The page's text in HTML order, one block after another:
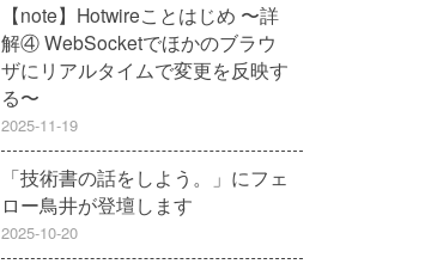
【note】Hotwireことはじめ 〜詳
解④ WebSocketでほかのブラウ
ザにリアルタイムで変更を反映す
る〜
2025-11-19
「技術書の話をしよう。」にフェ
ロー鳥井が登壇します
2025-10-20